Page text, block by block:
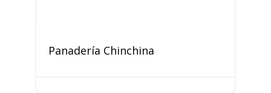
Panadería Chinchina